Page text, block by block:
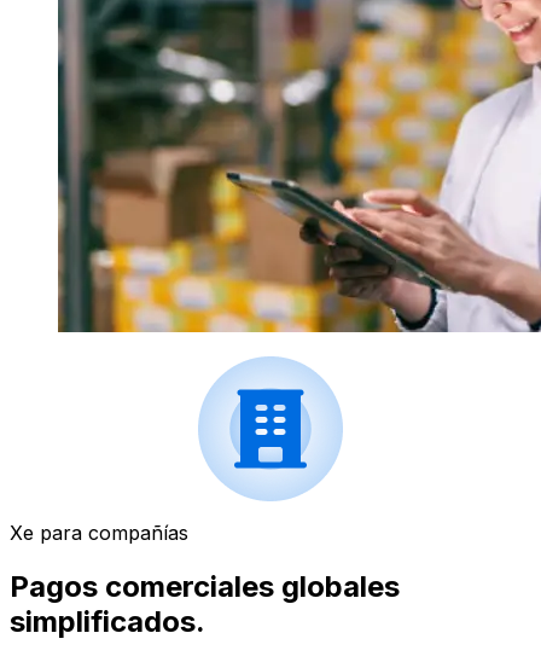
Xe para compañías
Pagos comerciales globales
simplificados.